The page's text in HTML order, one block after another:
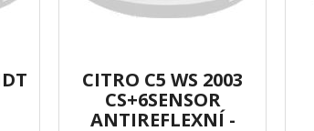
CITRO C5 WS 2003
CS+6SENSOR
ANTIREFLEXNÍ -